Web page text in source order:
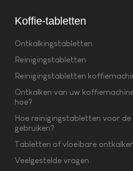
Koffie-tabletten
Ontkalkingstabletten
Reinigingstabletten
Reinigingstabletten
Ontkalken van uw
hoe?
Hoe reinigingstabletten voor
gebruiken?
Tabletten of vloeibare
Veelgestelde vragen